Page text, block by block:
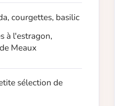
courgettes, basilic
à l'estragon,
Meaux
sélection de